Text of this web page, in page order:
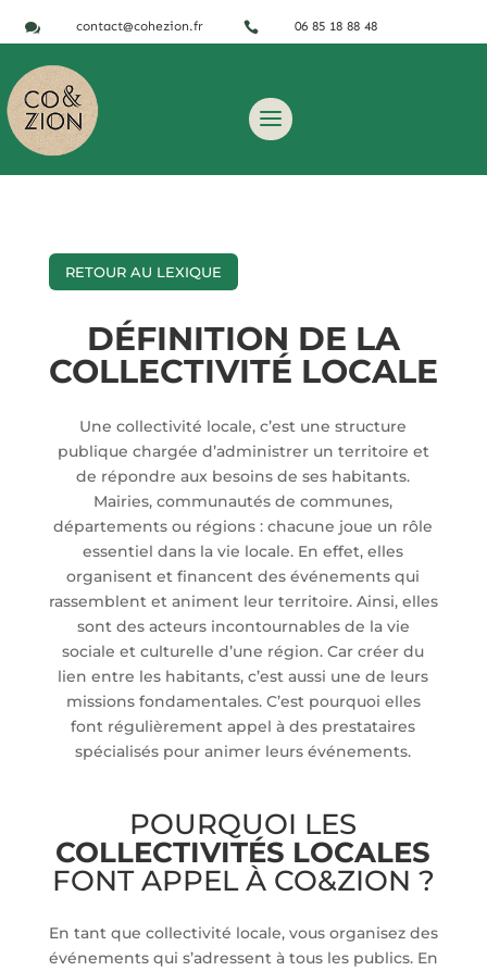
 contact@cohezion.fr  06 85 18 88 48
RETOUR AU LEXIQUE
DÉFINITION DE LA
COLLECTIVITÉ LOCALE
Une collectivité locale, c’est une structure
publique chargée d’administrer un territoire et
de répondre aux besoins de ses habitants.
Mairies, communautés de communes,
départements ou régions : chacune joue un rôle
essentiel dans la vie locale. En effet, elles
organisent et financent des événements qui
rassemblent et animent leur territoire. Ainsi, elles
sont des acteurs incontournables de la vie
sociale et culturelle d’une région. Car créer du
lien entre les habitants, c’est aussi une de leurs
missions fondamentales. C’est pourquoi elles
font régulièrement appel à des prestataires
spécialisés pour animer leurs événements.
POURQUOI LES
COLLECTIVITÉS LOCALES
FONT APPEL À CO&ZION ?
En tant que collectivité locale, vous organisez des
événements qui s’adressent à tous les publics. En